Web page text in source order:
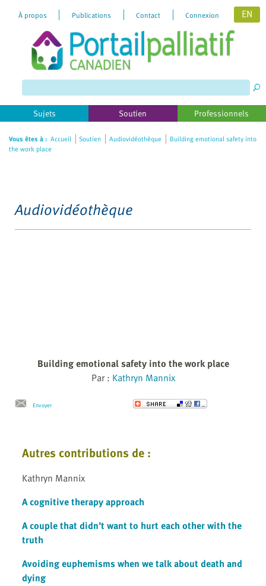
À propos Publications Contact Connexion EN
Sujets Soutien Professionnels
Vous êtes à : Accueil Soutien Audiovidéothèque
Building emotional safety into
the work place
Audiovidéothèque
Building emotional safety into the work place
Par : Kathryn Mannix
Envoyer
Autres contributions de :
Kathryn Mannix
A cognitive therapy approach
A couple that didn’t want to hurt each other with the
truth
Avoiding euphemisms when we talk about death and
dying